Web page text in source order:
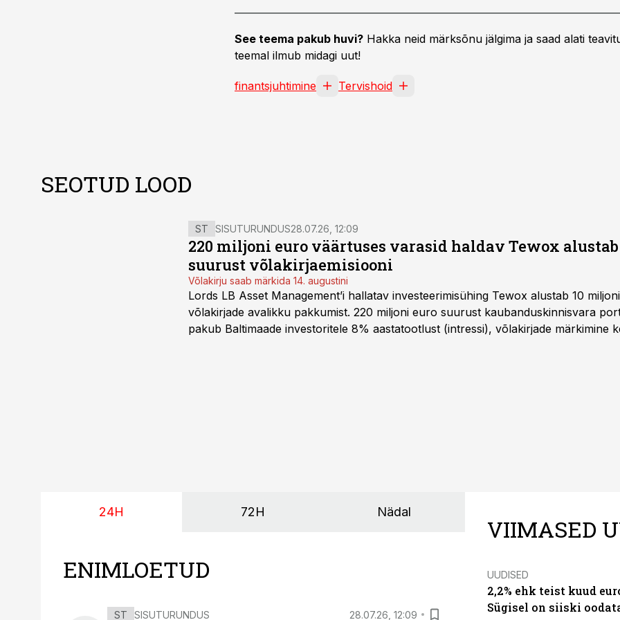
See teema pakub huvi? Hakka neid märksõnu jälgima ja saad alati
teemal ilmub midagi uut!
finantsjuhtimine Tervishoid
SEOTUD LOOD
ST SISUTURUNDUS28.07.26, 12:09
220 miljoni euro väärtuses varasid haldav Tewox
suurust võlakirjaemisiooni
Võlakirju saab märkida 14. augustini
Lords LB Asset Management’i hallatav investeerimisühing Tewox alustab 10
võlakirjade avalikku pakkumist. 220 miljoni euro suurust kaubanduskinnisvara
pakub Baltimaade investoritele 8% aastatootlust (intressi), võlakirjade märkimine
24H 72H Nädal
ENIMLOETUD
ST SISUTURUNDUS 28.07.26, 12:09
VIIMASED
UUDISED
2,2% ehk teist kuud
Sügisel on siiski